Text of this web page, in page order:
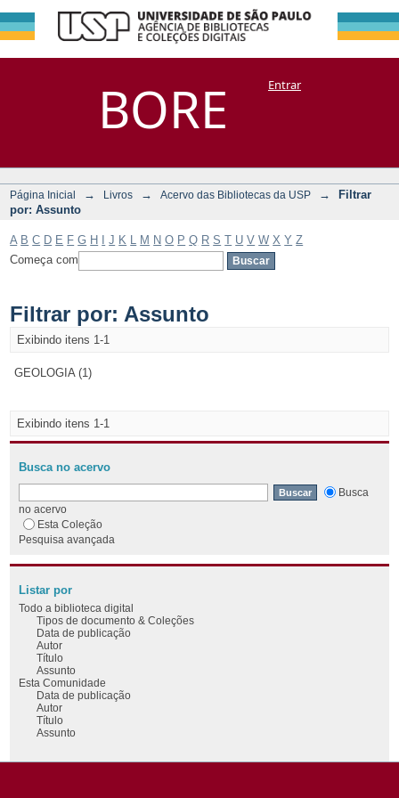
BORE
Filtrar por:
Assunto
DSpace/Manakin + CoriscoEntrar
Página Inicial → Livros → Acervo das Bibliotecas da USP →
Filtrar
por: Assunto
A B C D E F G H J K M N O P Q R S T U V W X Y Z
Começa com
Filtrar por: Assunto
Exibindo itens 1-1
GEOLOGIA (1)
Exibindo itens 1-1
Busca no acervo
Busca
no acervo
Esta Coleção
Pesquisa avançada
Listar por
Todo a biblioteca digital
Tipos de documento & Coleções
Data de publicação
Autor
Título
Assunto
Esta Comunidade
Data de publicação
Autor
Título
Assunto